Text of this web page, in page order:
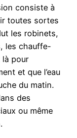
consiste à
toutes sortes
les robinets,
les chauffe-
là pour
et que l’eau
du matin.
des
ou même